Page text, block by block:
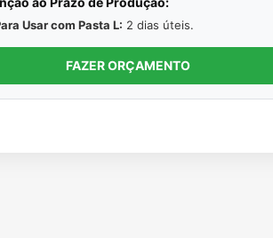
Usar com Pasta L: 2 dias úteis.
FAZER ORÇAMENTO